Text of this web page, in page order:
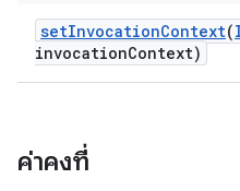
setInvocationContext(
invocationContext)
ค่าคงที่